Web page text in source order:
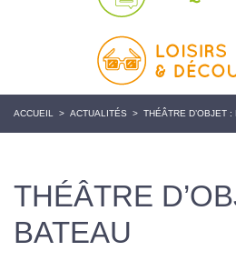
ACCUEIL > ACTUALITÉS > THÉÂTRE D’OBJET :
THÉÂTRE
BATEAU